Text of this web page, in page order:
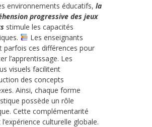
environnements éducatifs, la
progressive des jeux
stimule les capacités
Les enseignants
parfois ces différences pour
l’apprentissage. Les
visuels facilitent
des concepts
Ainsi, chaque forme
possède un rôle
Cette complémentarité
culturelle globale.